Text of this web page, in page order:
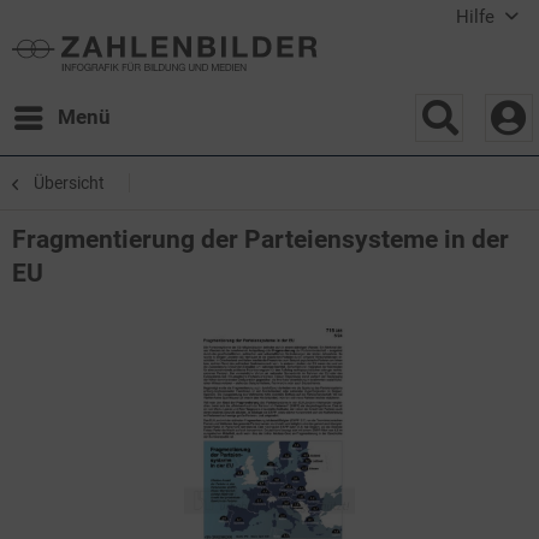
Hilfe
Menü
Übersicht
Fragmentierung der Parteiensysteme in der
EU